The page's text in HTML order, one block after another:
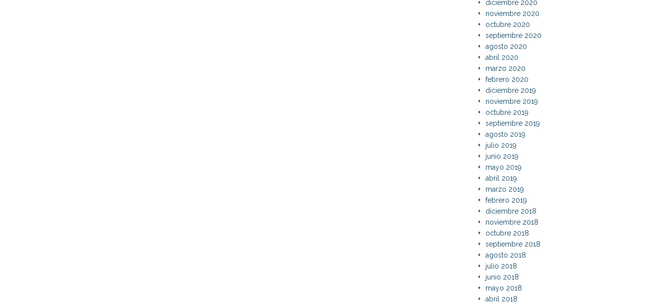
diciembre 2020
noviembre 2020
octubre 2020
septiembre 2020
agosto 2020
abril 2020
marzo 2020
febrero 2020
diciembre 2019
noviembre 2019
octubre 2019
septiembre 2019
agosto 2019
julio 2019
junio 2019
mayo 2019
abril 2019
marzo 2019
febrero 2019
diciembre 2018
noviembre 2018
octubre 2018
septiembre 2018
agosto 2018
julio 2018
junio 2018
mayo 2018
abril 2018